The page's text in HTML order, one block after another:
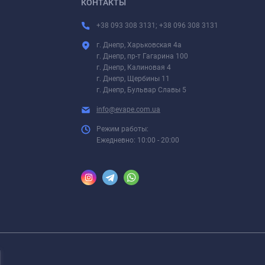
КОНТАКТЫ
+38 093 308 3131; +38 096 308 3131
г. Днепр, Харьковская 4а
г. Днепр, пр-т Гагарина 100
г. Днепр, Калиновая 4
г. Днепр, Щербины 11
г. Днепр, Бульвар Славы 5
info@evape.com.ua
Режим работы:
Ежедневно: 10:00 - 20:00